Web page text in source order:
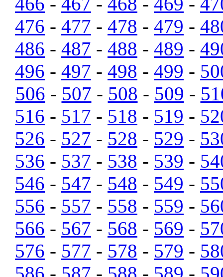
476 - 477 - 478 - 479 -
486 - 487 - 488 - 489 -
496 - 497 - 498 - 499 -
506 - 507 - 508 - 509 -
516 - 517 - 518 - 519 -
526 - 527 - 528 - 529 -
536 - 537 - 538 - 539 -
546 - 547 - 548 - 549 -
556 - 557 - 558 - 559 -
566 - 567 - 568 - 569 -
576 - 577 - 578 - 579 -